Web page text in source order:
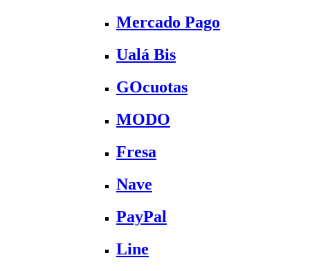
Mercado Pago
Ualá Bis
GOcuotas
MODO
Fresa
Nave
PayPal
Line